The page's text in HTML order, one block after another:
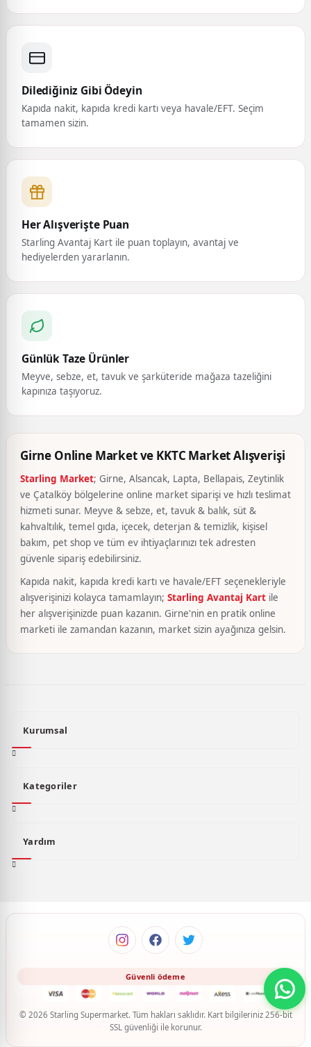
Dilediğiniz Gibi Ödeyin
Kapıda nakit, kapıda kredi kartı veya havale/EFT. Seçim
tamamen sizin.
Her Alışverişte Puan
Starling Avantaj Kart ile puan toplayın, avantaj ve
hediyelerden yararlanın.
Günlük Taze Ürünler
Meyve, sebze, et, tavuk ve şarküteride mağaza tazeliğini
kapınıza taşıyoruz.
Girne Online Market ve KKTC Market Alışverişi
Starling Market; Girne, Alsancak, Lapta, Bellapais, Zeytinlik
ve Çatalköy bölgelerine online market siparişi ve hızlı teslimat
hizmeti sunar. Meyve & sebze, et, tavuk & balık, süt &
kahvaltılık, temel gıda, içecek, deterjan & temizlik, kişisel
bakım, pet shop ve tüm ev ihtiyaçlarınızı tek adresten
güvenle sipariş edebilirsiniz.
Kapıda nakit, kapıda kredi kartı ve havale/EFT seçenekleriyle
alışverişinizi kolayca tamamlayın; Starling Avantaj Kart ile
her alışverişinizde puan kazanın. Girne'nin en pratik online
marketi ile zamandan kazanın, market sizin ayağınıza gelsin.
Kurumsal
Kategoriler
Yardım
© 2026 Starling Supermarket. Tüm hakları saklıdır. Kart bilgileriniz 256-bit
SSL güvenliği ile korunur.